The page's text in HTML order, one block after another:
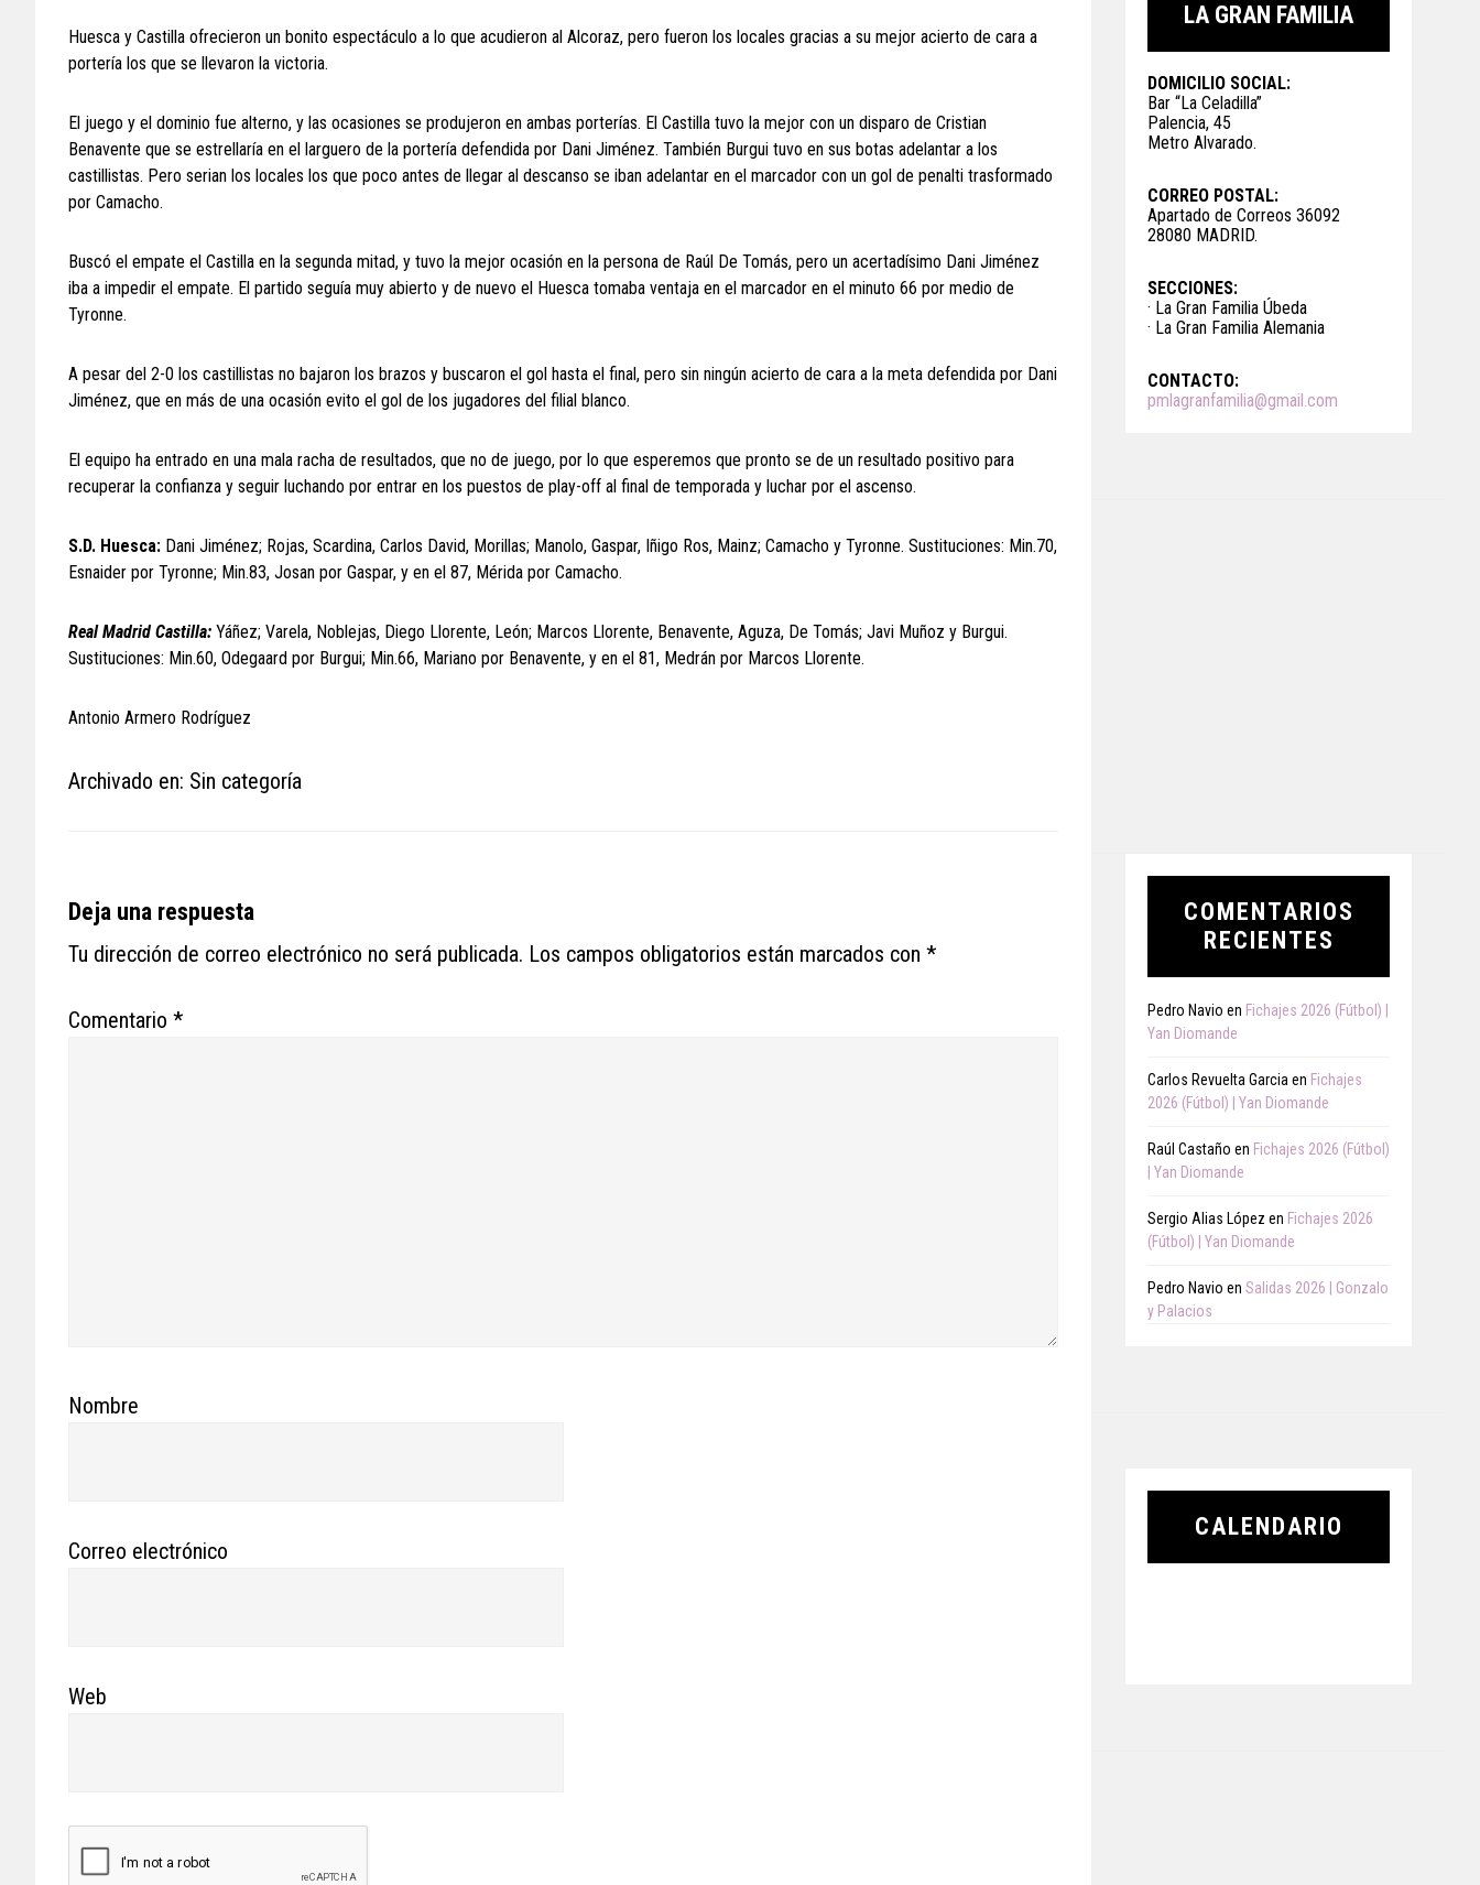
Huesca y Castilla ofrecieron un bonito espectáculo a lo que acudieron al Alcoraz, pero fueron los locales gracias a su mejor acierto de cara a
portería los que se llevaron la victoria.
El juego y el dominio fue alterno, y las ocasiones se produjeron en ambas porterías. El Castilla tuvo la mejor con un disparo de Cristian
Benavente que se estrellaría en el larguero de la portería defendida por Dani Jiménez. También Burgui tuvo en sus botas adelantar a los
castillistas. Pero serian los locales los que poco antes de llegar al descanso se iban adelantar en el marcador con un gol de penalti trasformado
por Camacho.
Buscó el empate el Castilla en la segunda mitad, y tuvo la mejor ocasión en la persona de Raúl De Tomás, pero un acertadísimo Dani Jiménez
iba a impedir el empate. El partido seguía muy abierto y de nuevo el Huesca tomaba ventaja en el marcador en el minuto 66 por medio de
Tyronne.
A pesar del 2-0 los castillistas no bajaron los brazos y buscaron el gol hasta el final, pero sin ningún acierto de cara a la meta defendida por Dani
Jiménez, que en más de una ocasión evito el gol de los jugadores del filial blanco.
El equipo ha entrado en una mala racha de resultados, que no de juego, por lo que esperemos que pronto se de un resultado positivo para
recuperar la confianza y seguir luchando por entrar en los puestos de play-off al final de temporada y luchar por el ascenso.
S.D. Huesca: Dani Jiménez; Rojas, Scardina, Carlos David, Morillas; Manolo, Gaspar, Iñigo Ros, Mainz; Camacho y Tyronne. Sustituciones: Min.70,
Esnaider por Tyronne; Min.83, Josan por Gaspar, y en el 87, Mérida por Camacho.
Real Madrid Castilla: Yáñez; Varela, Noblejas, Diego Llorente, León; Marcos Llorente, Benavente, Aguza, De Tomás; Javi Muñoz y Burgui.
Sustituciones: Min.60, Odegaard por Burgui; Min.66, Mariano por Benavente, y en el 81, Medrán por Marcos Llorente.
Antonio Armero Rodríguez
Archivado en: Sin categoría
Reader
Interactions
Deja una respuesta
Tu dirección de correo electrónico no será publicada. Los campos obligatorios están marcados con *
Comentario *
Nombre
Correo electrónico
Web
LA GRAN FAMILIA
DOMICILIO SOCIAL:
Bar “La Celadilla”
Palencia, 45
Metro Alvarado.
CORREO POSTAL:
Apartado de Correos 36092
28080 MADRID.
SECCIONES:
· La Gran Familia Úbeda
· La Gran Familia Alemania
CONTACTO:
pmlagranfamilia@gmail.com
COMENTARIOS
RECIENTES
Pedro Navio en Fichajes 2026 (Fútbol) |
Yan Diomande
Carlos Revuelta Garcia en Fichajes
2026 (Fútbol) | Yan Diomande
Raúl Castaño en Fichajes 2026 (Fútbol)
| Yan Diomande
Sergio Alias López en Fichajes 2026
(Fútbol) | Yan Diomande
Pedro Navio en Salidas 2026 | Gonzalo
y Palacios
CALENDARIO